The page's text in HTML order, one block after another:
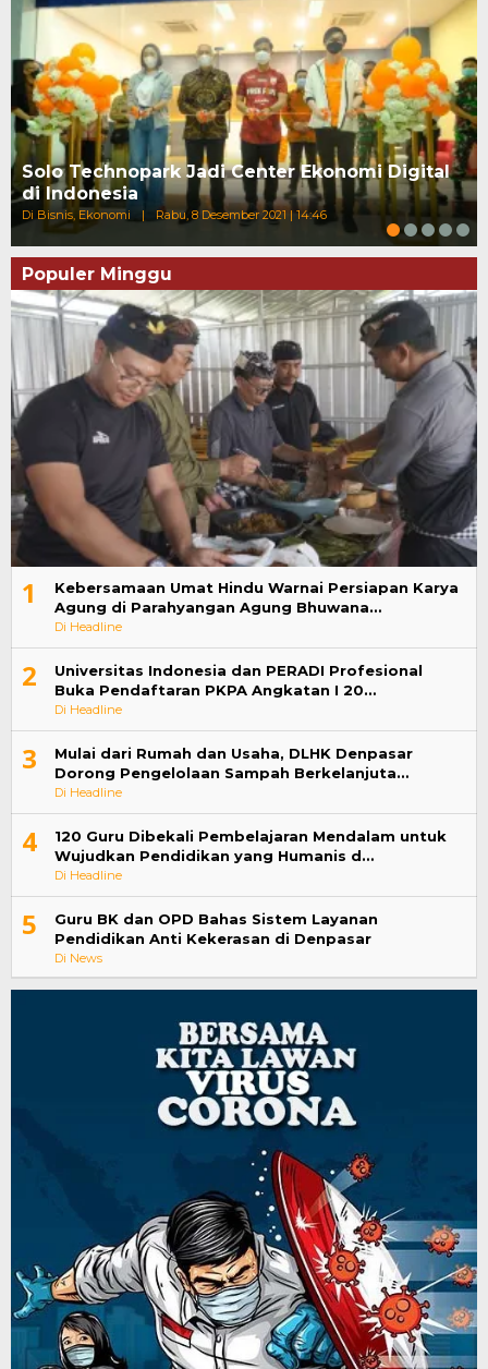
Solo Technopark Jadi Center Ekonomi Digital
di Indonesia
Di Bisnis, Ekonomi | Rabu, 8 Desember 2021 | 14:46
Populer Minggu
1
Kebersamaan Umat Hindu Warnai Persiapan Karya
Agung di Parahyangan Agung Bhuwana…
Di Headline
2
Universitas Indonesia dan PERADI Profesional
Buka Pendaftaran PKPA Angkatan I 20…
Di Headline
3
Mulai dari Rumah dan Usaha, DLHK Denpasar
Dorong Pengelolaan Sampah Berkelanjuta…
Di Headline
4
120 Guru Dibekali Pembelajaran Mendalam untuk
Wujudkan Pendidikan yang Humanis d…
Di Headline
5
Guru BK dan OPD Bahas Sistem Layanan
Pendidikan Anti Kekerasan di Denpasar
Di News